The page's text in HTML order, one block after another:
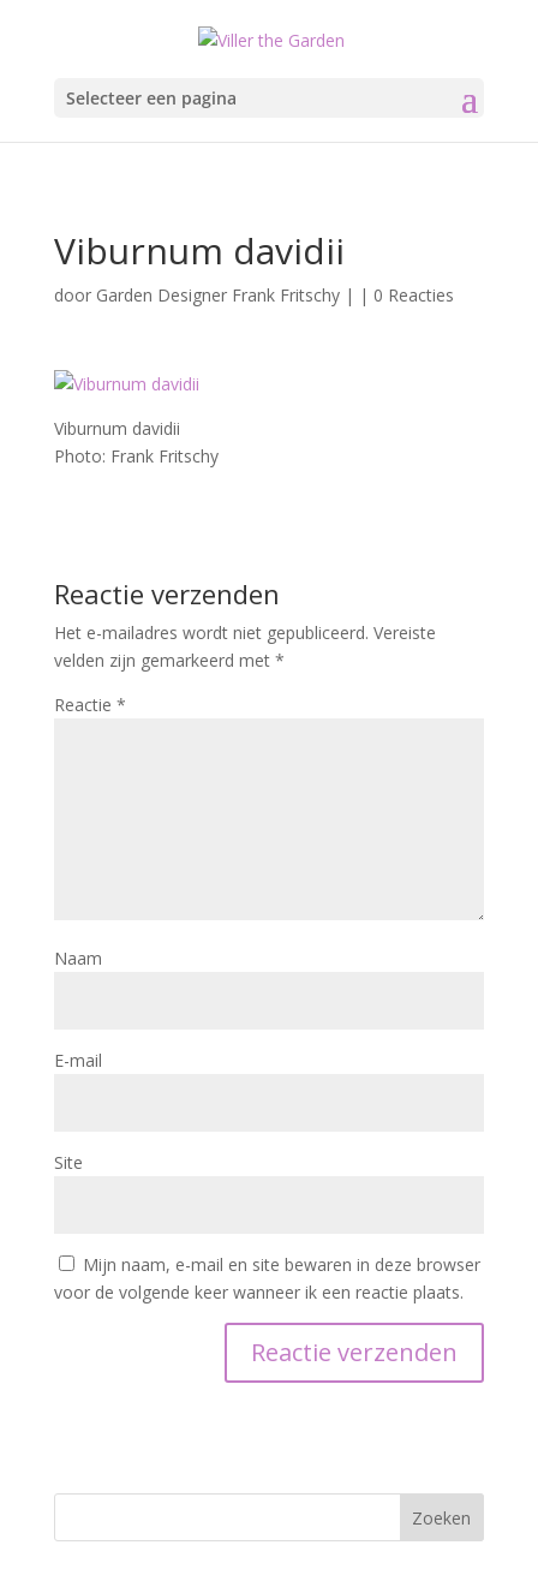
Selecteer een pagina
Viburnum davidii
door Garden Designer Frank Fritschy| | 0 Reacties
Viburnum davidii
Photo: Frank Fritschy
Reactie verzenden
Het e-mailadres wordt niet gepubliceerd. Vereiste
velden zijn gemarkeerd met *
Reactie *
Naam
E-mail
Site
Mijn naam, e-mail en site bewaren in deze browser
voor de volgende keer wanneer ik een reactie plaats.